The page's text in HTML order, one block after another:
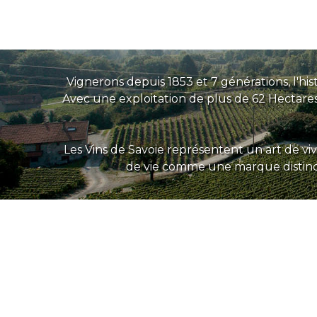
Vignerons depuis 1853 et 7 générations,
Avec une exploitation de plus de 62
Les Vins de Savoie représentent un art de
de vie comme une marque